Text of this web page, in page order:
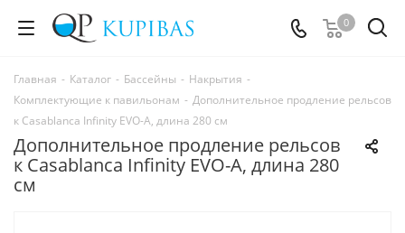
0
Главная - Каталог - Бассейны - Накрытия -
Комплектующие к павильонам - Дополнительное продление рельсов
к Casablanca Infinity EVO-A, длина 280 см
Дополнительное продление рельсов
к Casablanca Infinity EVO-A, длина 280
см